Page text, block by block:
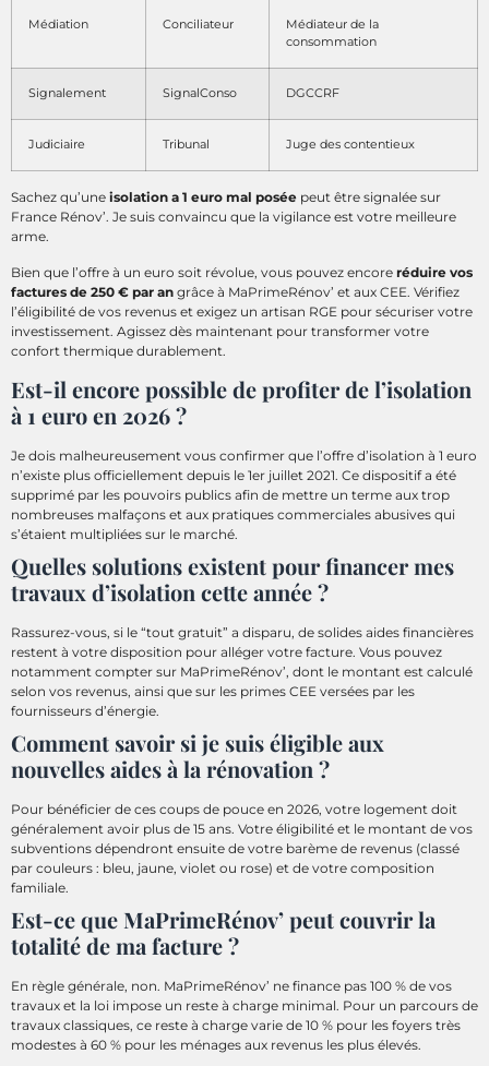
Médiation Conciliateur
Médiateur de la
consommation
Signalement SignalConso DGCCRF
Judiciaire Tribunal Juge des contentieux
Sachez qu’une isolation a 1 euro mal posée peut être signalée sur
France Rénov’. Je suis convaincu que la vigilance est votre meilleure
arme.
Bien que l’offre à un euro soit révolue, vous pouvez encore réduire vos
factures de 250 € par an grâce à MaPrimeRénov’ et aux CEE. Vérifiez
l’éligibilité de vos revenus et exigez un artisan RGE pour sécuriser votre
investissement. Agissez dès maintenant pour transformer votre
confort thermique durablement.
Est-il encore possible de profiter de l’isolation
à 1 euro en 2026 ?
Je dois malheureusement vous confirmer que l’offre d’isolation à 1 euro
n’existe plus officiellement depuis le 1er juillet 2021. Ce dispositif a été
supprimé par les pouvoirs publics afin de mettre un terme aux trop
nombreuses malfaçons et aux pratiques commerciales abusives qui
s’étaient multipliées sur le marché.
Quelles solutions existent pour financer mes
travaux d’isolation cette année ?
Rassurez-vous, si le “tout gratuit” a disparu, de solides aides financières
restent à votre disposition pour alléger votre facture. Vous pouvez
notamment compter sur MaPrimeRénov’, dont le montant est calculé
selon vos revenus, ainsi que sur les primes CEE versées par les
fournisseurs d’énergie.
Comment savoir si je suis éligible aux
nouvelles aides à la rénovation ?
Pour bénéficier de ces coups de pouce en 2026, votre logement doit
généralement avoir plus de 15 ans. Votre éligibilité et le montant de vos
subventions dépendront ensuite de votre barème de revenus (classé
par couleurs : bleu, jaune, violet ou rose) et de votre composition
familiale.
Est-ce que MaPrimeRénov’ peut couvrir la
totalité de ma facture ?
En règle générale, non. MaPrimeRénov’ ne finance pas 100 % de vos
travaux et la loi impose un reste à charge minimal. Pour un parcours de
travaux classiques, ce reste à charge varie de 10 % pour les foyers très
modestes à 60 % pour les ménages aux revenus les plus élevés.